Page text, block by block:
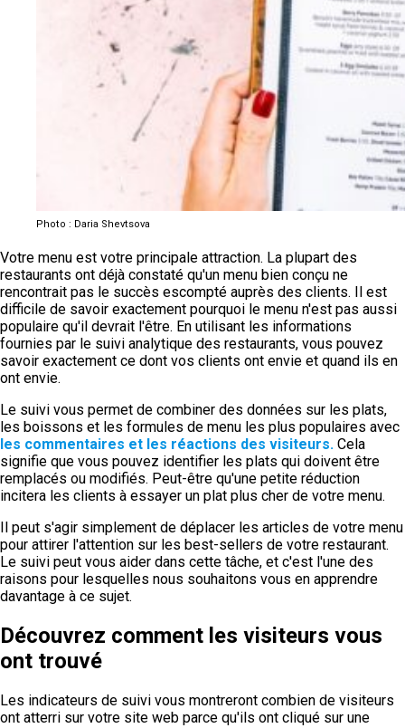
Photo : Daria Shevtsova
Votre menu est votre principale attraction. La plupart des
restaurants ont déjà constaté qu'un menu bien conçu ne
rencontrait pas le succès escompté auprès des clients. Il est
difficile de savoir exactement pourquoi le menu n'est pas aussi
populaire qu'il devrait l'être. En utilisant les informations
fournies par le suivi analytique des restaurants, vous pouvez
savoir exactement ce dont vos clients ont envie et quand ils en
ont envie.
Le suivi vous permet de combiner des données sur les plats,
les boissons et les formules de menu les plus populaires avec
les commentaires et les réactions des visiteurs. Cela
signifie que vous pouvez identifier les plats qui doivent être
remplacés ou modifiés. Peut-être qu'une petite réduction
incitera les clients à essayer un plat plus cher de votre menu.
Il peut s'agir simplement de déplacer les articles de votre menu
pour attirer l'attention sur les best-sellers de votre restaurant.
Le suivi peut vous aider dans cette tâche, et c'est l'une des
raisons pour lesquelles nous souhaitons vous en apprendre
davantage à ce sujet.
Découvrez comment les visiteurs vous
ont trouvé
Les indicateurs de suivi vous montreront combien de visiteurs
ont atterri sur votre site web parce qu'ils ont cliqué sur une